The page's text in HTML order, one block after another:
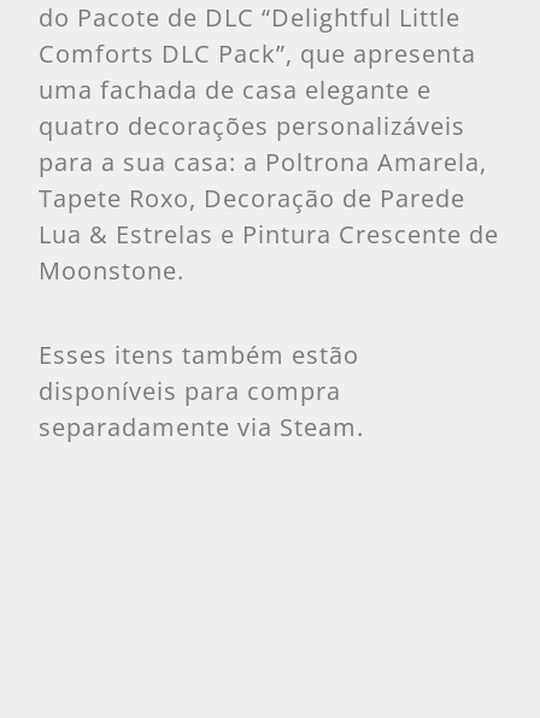
do Pacote de DLC “Delightful Little
Comforts DLC Pack”, que apresenta
uma fachada de casa elegante e
quatro decorações personalizáveis
para a sua casa: a Poltrona Amarela,
Tapete Roxo, Decoração de Parede
Lua & Estrelas e Pintura Crescente de
Moonstone.
Esses itens também estão
disponíveis para compra
separadamente via Steam.